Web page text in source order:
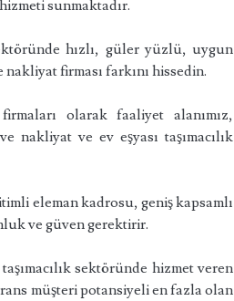
sunmaktadır.
hızlı, güler yüzlü, uygun
firması farkını hissedin.
olarak faaliyet alanımız,
nakliyat ve ev eşyası taşımacılık
eleman kadrosu, geniş kapsamlı
ve güven gerektirir.
sektöründe hizmet veren
müşteri potansiyeli en fazla olan